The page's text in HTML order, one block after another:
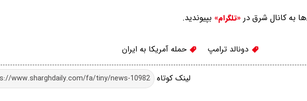
به کانال شرق در «تلگرام» بپیوندید.
دونالد ترامپ حمله آمریکا به ایران
لینک کوتاه